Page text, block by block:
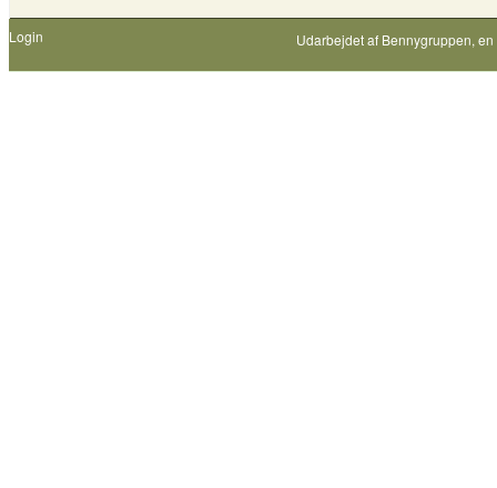
Login Udarbejdet af Bennygruppen,